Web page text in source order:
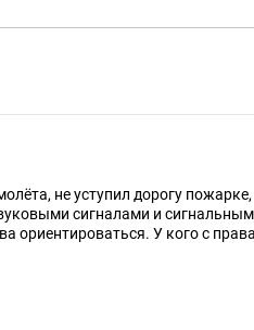
не уступил дорогу
сигналами и
ориентироваться. У кого с